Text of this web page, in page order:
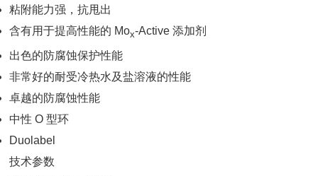
粘附能力强，抗甩出
含有用于提高性能的 Mox-Active 添加剂
出色的防腐蚀保护性能
非常好的耐受冷热水及盐溶液的性能
卓越的防腐蚀性能
中性 O 型环
Duolabel
技术参数